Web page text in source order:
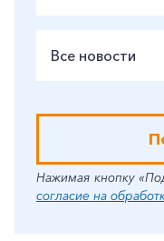
Все новости
Нажимая кнопку
согласие на